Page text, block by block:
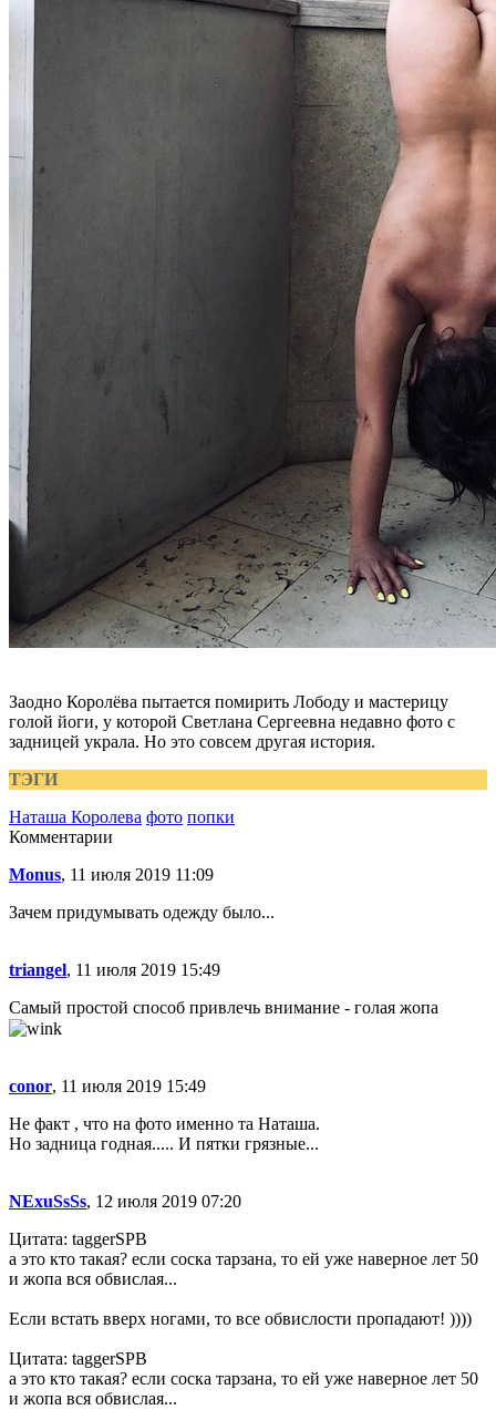
Заодно Королёва пытается помирить Лободу и мастерицу
голой йоги, у которой Светлана Сергеевна недавно фото с
задницей украла. Но это совсем другая история.
ТЭГИ
Наташа Королева фото попки
Комментарии
Monus, 11 июля 2019 11:09
Зачем придумывать одежду было...
triangel, 11 июля 2019 15:49
Самый простой способ привлечь внимание - голая жопа
conor, 11 июля 2019 15:49
Не факт , что на фото именно та Наташа.
Но задница годная..... И пятки грязные...
NExuSsSs, 12 июля 2019 07:20
Цитата: taggerSPB
а это кто такая? если соска тарзана, то ей уже наверное лет 50
и жопа вся обвислая...
Если встать вверх ногами, то все обвислости пропадают! ))))
Цитата: taggerSPB
а это кто такая? если соска тарзана, то ей уже наверное лет 50
и жопа вся обвислая...